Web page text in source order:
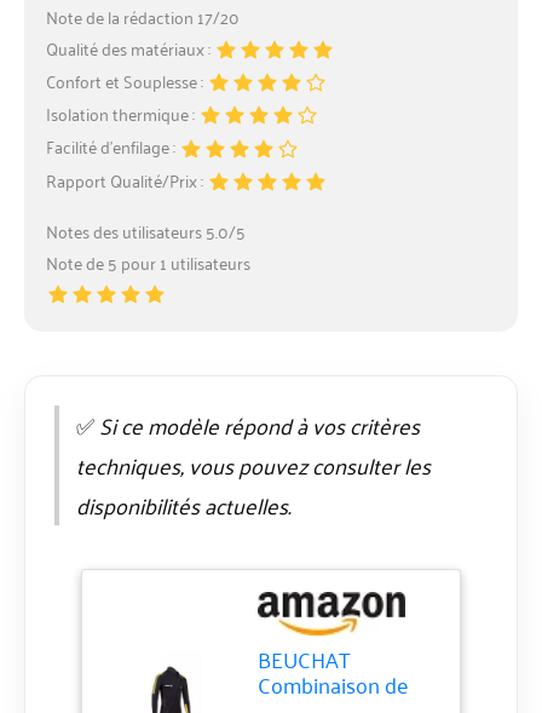
Note de la rédaction 17/20
Qualité des matériaux :
Confort et Souplesse :
Isolation thermique :
Facilité d’enfilage :
Rapport Qualité/Prix :
Notes des utilisateurs 5.0/5
Note de 5 pour 1 utilisateurs
✅Si ce modèle répond à vos critères
techniques, vous pouvez consulter les
disponibilités actuelles.
BEUCHAT
Combinaison de